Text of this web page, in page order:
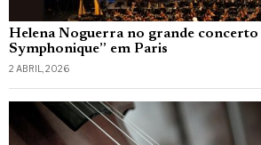
Helena Noguerra no grande
Symphonique” em Paris
2 ABRIL, 2026